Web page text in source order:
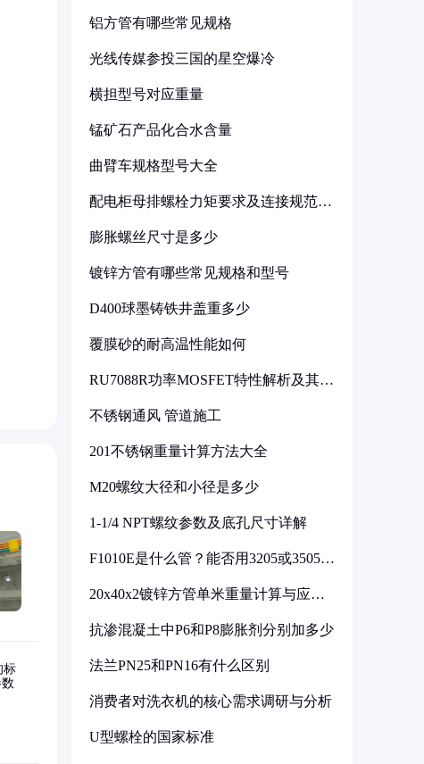
铝方管有哪些常见规格
光线传媒参投三国的星空爆冷
横担型号对应重量
锰矿石产品化合水含量
曲臂车规格型号大全
配电柜母排螺栓力矩要求及连接规范详
膨胀螺丝尺寸是多少
镀锌方管有哪些常见规格和型号
D400球墨铸铁井盖重多少
覆膜砂的耐高温性能如何
RU7088R功率MOSFET特性解析及其在
不锈钢通风 管道施工
201不锈钢重量计算方法大全
M20螺纹大径和小径是多少
1-1/4 NPT螺纹参数及底孔尺寸详解
F1010E是什么管？能否用3205或3505代
20x40x2镀锌方管单米重量计算与应用
抗渗混凝土中P6和P8膨胀剂分别加多少
法兰PN25和PN16有什么区别
消费者对洗衣机的核心需求调研与分析
U型螺栓的国家标准